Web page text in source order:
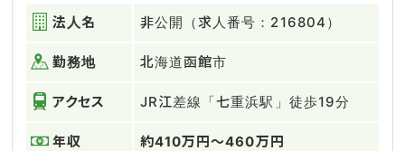
法人名 非公開（求人番号：216804）
勤務地 北海道函館市
アクセス JR江差線「七重浜駅」徒歩19分
年収 約410万円～460万円